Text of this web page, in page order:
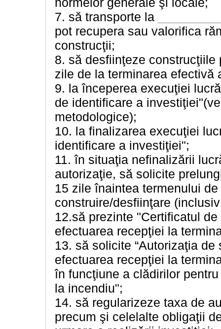
7. să transporte la
pot recupera sau valorifica
construcţii;
8. să desfiinţeze
zile de la terminarea efectivă
9. la începerea execuţiei
de identificare a
metodologice);
10. la finalizarea execuţiei
identificare a investiţiei";
11. în situaţia nefinalizării
autorizaţie, să solicite
15 zile înaintea termenului
construire/desfiinţare
12.să prezinte "Certificatul
efectuarea recepţiei la
13. să solicite “Autorizaţia
efectuarea recepţiei la
în funcţiune a clădirilor
la incendiu";
14. să regularizeze taxa de
precum şi celelalte obligaţii